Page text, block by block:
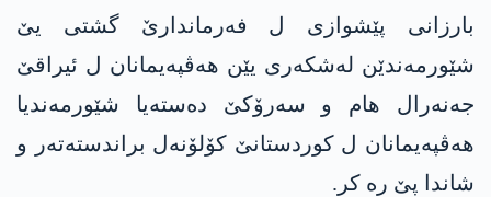
بارزانی پێشوازی ل فەرماندارێ گشتی یێ
شێورمەندێن لەشکەری یێن ھەڤپەیمانان ل ئیراقێ
جەنەرال ھام و سەرۆکێ دەستەیا شێورمەندیا
ھەڤپەیمانان ل کوردستانێ کۆلۆنەل براندستەتەر و
شاندا پێ رە کر.